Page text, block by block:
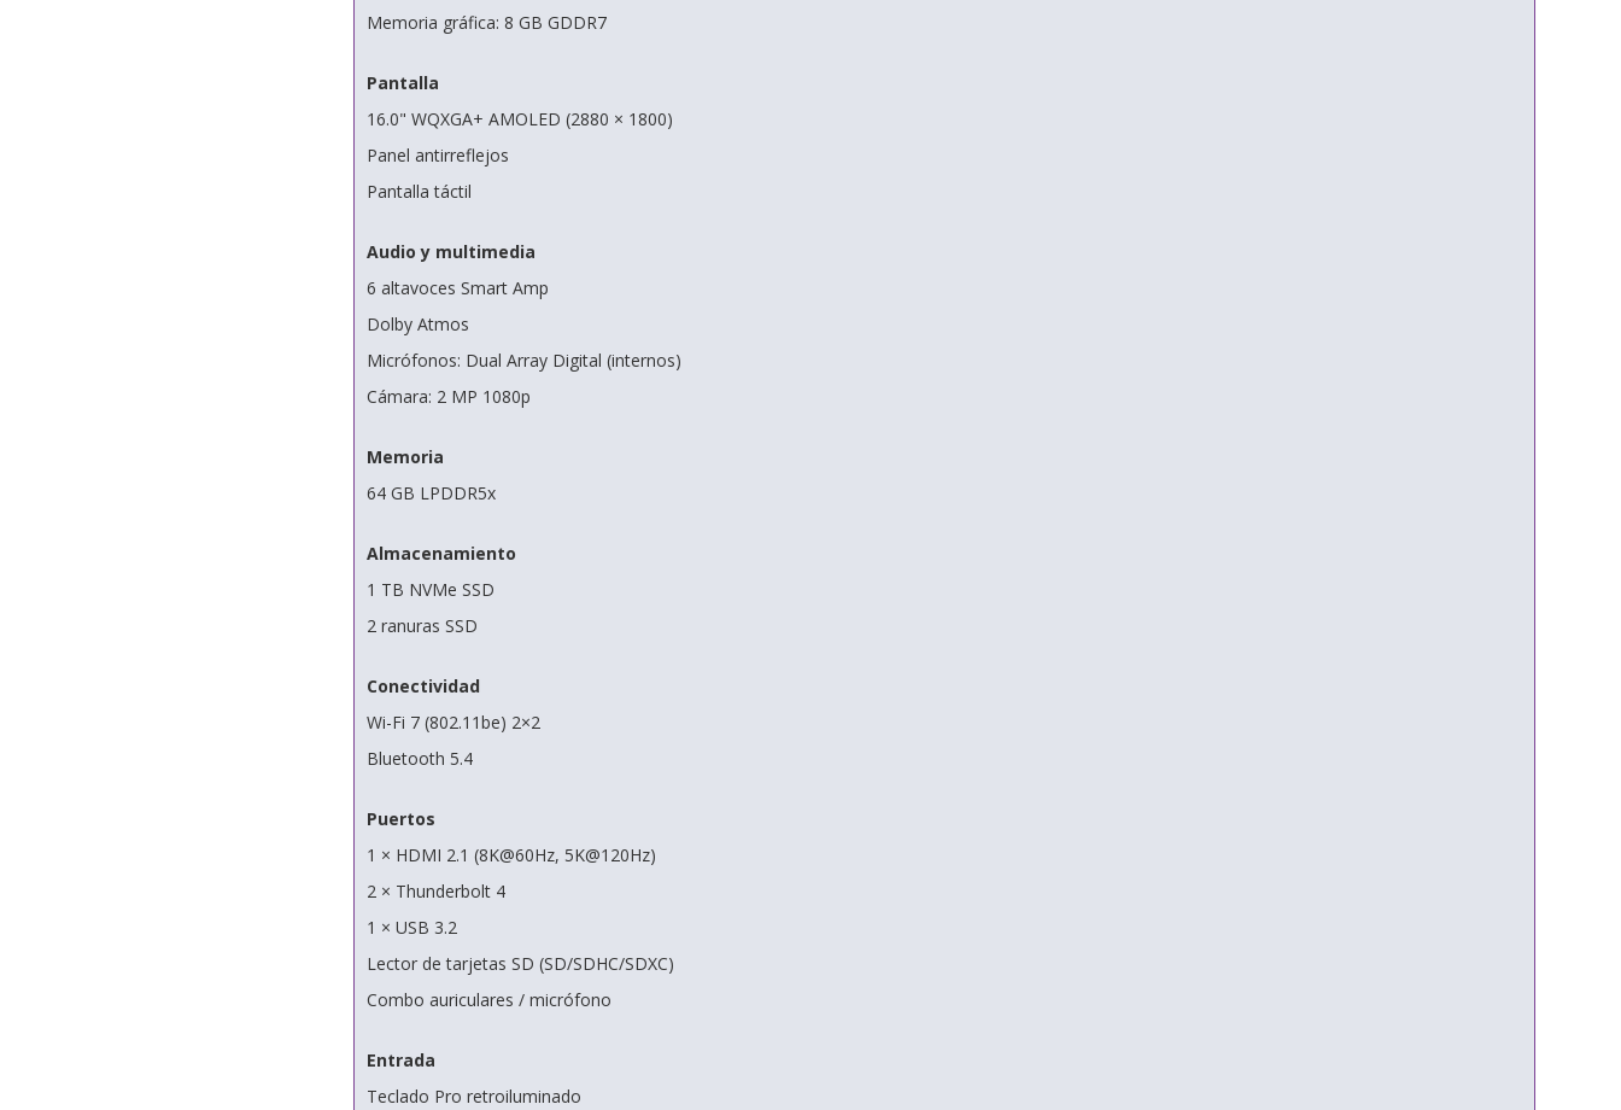
Memoria gráfica: 8 GB GDDR7
Pantalla
16.0" WQXGA+ AMOLED (2880 × 1800)
Panel antirreflejos
Pantalla táctil
Audio y multimedia
6 altavoces Smart Amp
Dolby Atmos
Micrófonos: Dual Array Digital (internos)
Cámara: 2 MP 1080p
Memoria
64 GB LPDDR5x
Almacenamiento
1 TB NVMe SSD
2 ranuras SSD
Conectividad
Wi-Fi 7 (802.11be) 2×2
Bluetooth 5.4
Puertos
1 × HDMI 2.1 (8K@60Hz, 5K@120Hz)
2 × Thunderbolt 4
1 × USB 3.2
Lector de tarjetas SD (SD/SDHC/SDXC)
Combo auriculares / micrófono
Entrada
Teclado Pro retroiluminado